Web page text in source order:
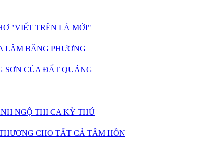
"VIẾT TRÊN LÁ MỚI"
LÂM BĂNG PHƯƠNG
SƠN CỦA ĐẤT QUẢNG
NGỘ THI CA KỲ THÚ
CHO TẤT CẢ TÂM HỒN